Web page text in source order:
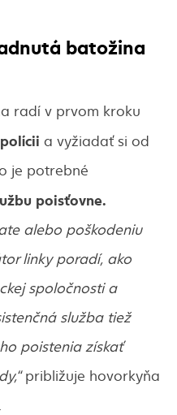
batožina
radí v prvom kroku
a vyžiadať si od
je potrebné
poisťovne.
alebo poškodeniu
linky poradí, ako
spoločnosti a
služba tiež
poistenia získať
približuje hovorkyňa